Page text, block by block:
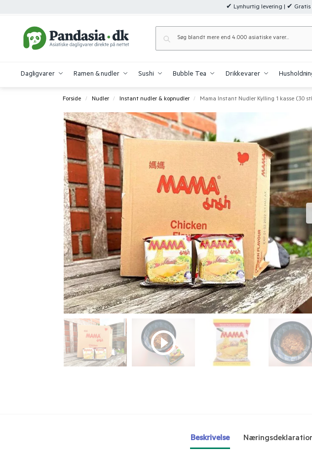
✔ Lynhurtig levering | ✔
Dagligvarer Ramen & nudler Sushi Bubble Tea Drikkevarer
Forside / Nudler / Instant nudler & kopnudler / Mama Instant Nudler Kylling 1 kasse (30
Beskrivelse